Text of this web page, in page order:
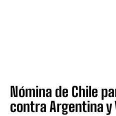
Nómina de Chile
contra Argentina y